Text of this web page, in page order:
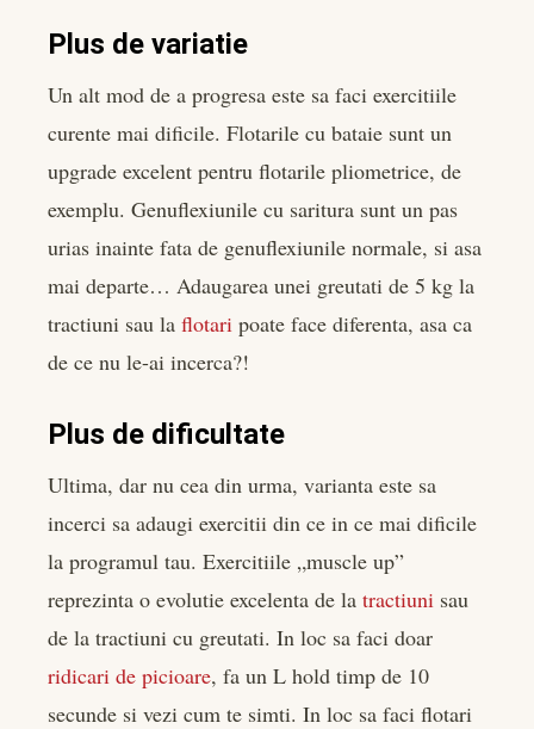
Plus de variatie
Un alt mod de a progresa este sa faci exercitiile
curente mai dificile. Flotarile cu bataie sunt un
upgrade excelent pentru flotarile pliometrice, de
exemplu. Genuflexiunile cu saritura sunt un pas
urias inainte fata de genuflexiunile normale, si asa
mai departe… Adaugarea unei greutati de 5 kg la
tractiuni sau la flotari poate face diferenta, asa ca
de ce nu le-ai incerca?!
Plus de dificultate
Ultima, dar nu cea din urma, varianta este sa
incerci sa adaugi exercitii din ce in ce mai dificile
la programul tau. Exercitiile „muscle up”
reprezinta o evolutie excelenta de la tractiuni sau
de la tractiuni cu greutati. In loc sa faci doar
ridicari de picioare, fa un L hold timp de 10
secunde si vezi cum te simti. In loc sa faci flotari